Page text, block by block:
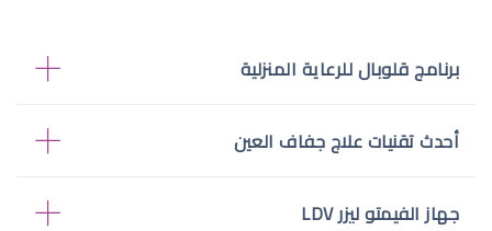
برنامج قلوبال للرعاية المنزلية
أحدث تقنيات علاج جفاف العين
جهاز الفيمتو ليزر LDV